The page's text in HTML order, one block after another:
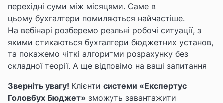
перехідні суми між місяцями. Саме в
цьому бухгалтери помиляються найчастіше.
На вебінарі розберемо реальні робочі ситуації, з
якими стикаються бухгалтери бюджетних установ,
та покажемо чіткі алгоритми розрахунку без
складної теорії. А ще відповімо на ваші запитання
Зверніть увагу! Клієнти системи «Експертус
Головбух Бюджет» зможуть завантажити